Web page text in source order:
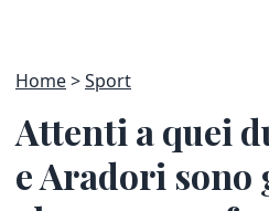
Home Sport
Attenti a quei
e Aradori sono